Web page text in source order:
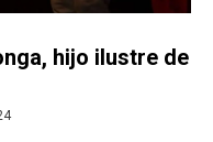
hijo ilustre de